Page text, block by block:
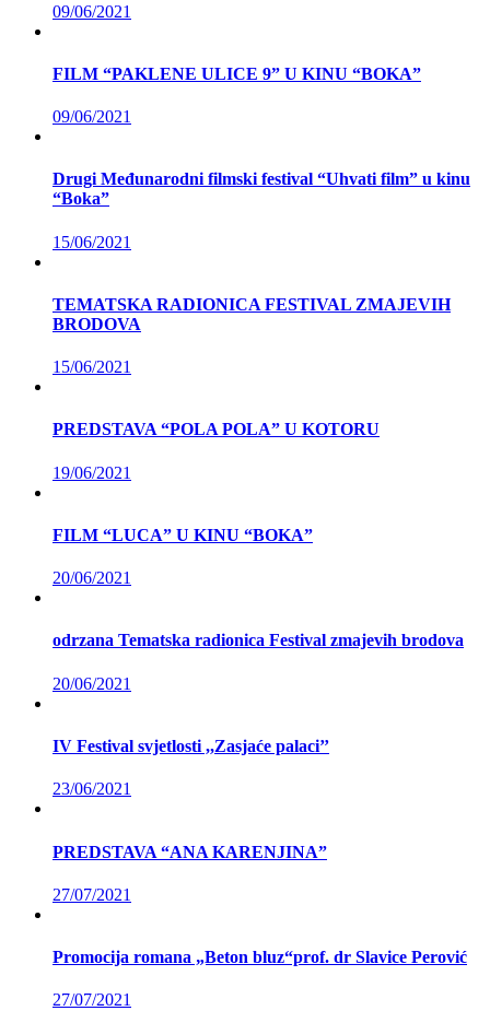
09/06/2021
FILM “PAKLENE ULICE 9” U KINU “BOKA”
09/06/2021
Drugi Međunarodni filmski festival “Uhvati film” u kinu
“Boka”
15/06/2021
TEMATSKA RADIONICA FESTIVAL ZMAJEVIH
BRODOVA
15/06/2021
PREDSTAVA “POLA POLA” U KOTORU
19/06/2021
FILM “LUCA” U KINU “BOKA”
20/06/2021
odrzana Tematska radionica Festival zmajevih brodova
20/06/2021
IV Festival svjetlosti ,,Zasjaće palaci’’
23/06/2021
PREDSTAVA “ANA KARENJINA”
27/07/2021
Promocija romana „Beton bluz“prof. dr Slavice Perović
27/07/2021